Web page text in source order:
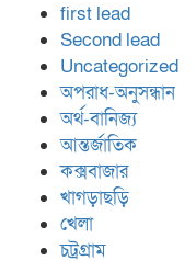
first lead
Second lead
Uncategorized
অপরাধ-অনুসন্ধান
অর্থ-বানিজ্য
আন্তর্জাতিক
কক্সবাজার
খাগড়াছড়ি
খেলা
চট্রগ্রাম